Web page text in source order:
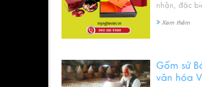
nhận, đặc
Xem thêm
Gốm sứ
văn hóa